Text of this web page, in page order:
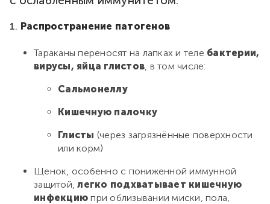
1. Распространение патогенов
Тараканы переносят на лапках и теле бактерии,
вирусы, яйца глистов , в том числе:
Сальмонеллу
Кишечную палочку
Глисты (через загрязнённые поверхности
или корм)
Щенок, особенно с пониженной иммунной
защитой,легко подхватывает кишечную
инфекцию при облизывании миски, пола,